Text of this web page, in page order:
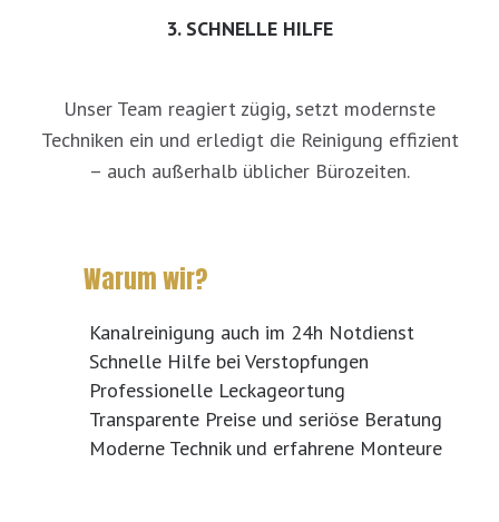
3. SCHNELLE HILFE
Unser Team reagiert zügig, setzt modernste
Techniken ein und erledigt die Reinigung effizient
– auch außerhalb üblicher Bürozeiten.
Warum wir?
Kanalreinigung auch im 24h Notdienst
Schnelle Hilfe bei Verstopfungen
Professionelle Leckageortung
Transparente Preise und seriöse Beratung
Moderne Technik und erfahrene Monteure